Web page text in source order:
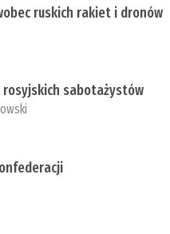
ruskich rakiet i dronów
sabotażystów